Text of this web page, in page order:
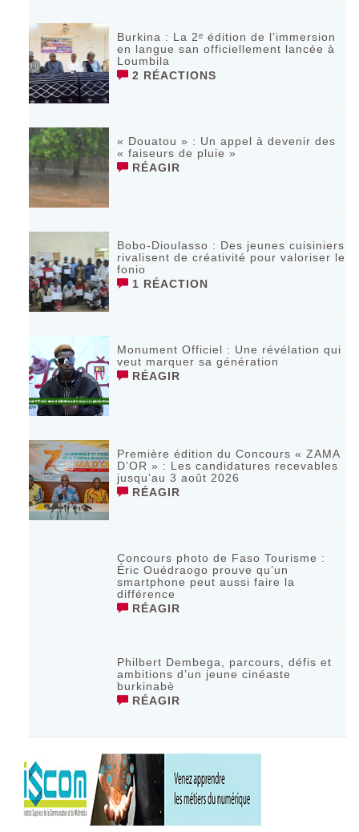
Burkina : La 2ᵉ édition de l’immersion
en langue san officiellement lancée à
Loumbila
2 RÉACTIONS
« Douatou » : Un appel à devenir des
« faiseurs de pluie »
RÉAGIR
Bobo-Dioulasso : Des jeunes cuisiniers
rivalisent de créativité pour valoriser le
fonio
1 RÉACTION
Monument Officiel : Une révélation qui
veut marquer sa génération
RÉAGIR
‎Première édition du Concours « ZAMA
D’OR » : Les candidatures recevables
jusqu’au 3 août 2026 ‎
RÉAGIR
Concours photo de Faso Tourisme :
Éric Ouédraogo prouve qu’un
smartphone peut aussi faire la
différence
RÉAGIR
Philbert Dembega, parcours, défis et
ambitions d’un jeune cinéaste
burkinabè
RÉAGIR